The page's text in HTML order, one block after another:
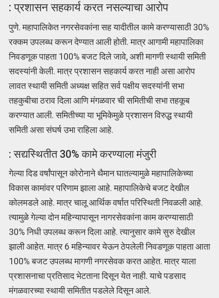
: प्रशासन सहकार्य करत नसल्याचा आरोप
पुणे. महापालिकेत नगरसेवकांना सह यादीतील कामे करण्यासाठी 30%
रक्कम उपलब्ध करून देण्यात आली होती. मात्र आगामी महापालिका
निवडणूक पाहता 100% बजट दिले जावे, अशी मागणी स्थायी समिती
सदस्यांनी केली. मात्र प्रशासन सहकार्य करत नाही असा आरोप
लावत स्थायी समिती अध्यक्ष सहित सर्व पक्षीय सदस्यांनी सभा
तहकुबीचा ठराव दिला आणि मंगळवार ची समितीची सभा तहकूब
करण्यात आली. समितीच्या या भूमिकेमुळे प्रशासन विरुद्ध स्थायी
समिती असा संघर्ष उभा राहिला आहे.
: सद्यस्थितीत 30% कामे करण्याला मंजुरी
गेल्या दिड वर्षांपासून कोरोनाने थैमान घातल्यामुळे महापालिकेच्या
विकास कामांवर परिणाम झाला आहे. महापालिकेचे बजट देखील
कोलमडले आहे. मात्र चालू आर्थिक वर्षात परिस्थिती निवळली आहे.
त्यामुळे गेल्या दोन महिन्यापासून नागरसेवकांना काम करण्यासाठी
30% निधी उपलब्ध करून दिला आहे. त्यानुसार कामे सुरु देखील
झाली आहेत. मात्र 6 महिन्यावर येऊन ठेपलेली निवडणूक पाहता आता
100% बजट उपलब्ध मागणी नगरसेवक करत आहेत. मात्र याला
प्रशासनाचा प्रतिसाद भेटताना दिसून येत नाही. याचे पडसाद
मंगळवारच्या स्थायी समितीत पडलेले दिसून आले.